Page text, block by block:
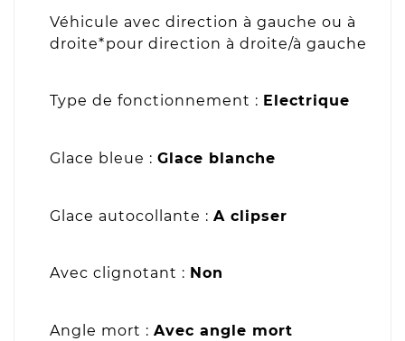
Véhicule avec direction à gauche ou à
droite*pour direction à droite/à gauche
Type de fonctionnement : Electrique
Glace bleue : Glace blanche
Glace autocollante : A clipser
Avec clignotant : Non
Angle mort : Avec angle mort